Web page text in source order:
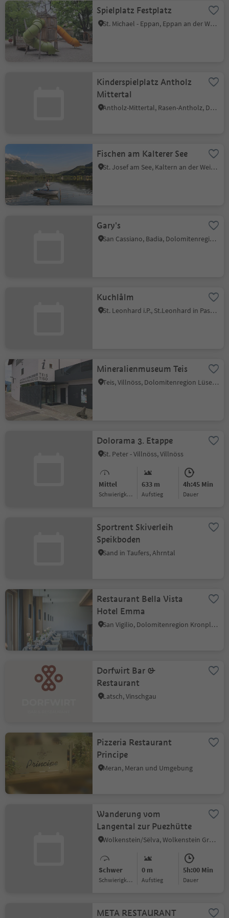
Spielplatz Festplatz
St. Michael - Eppan, Eppan an der Weinstraße, Südtiroler Weinstraße
Kinderspielplatz Antholz
Mittertal
Antholz-Mittertal, Rasen-Antholz, Dolomitenregion Kronplatz
Fischen am Kalterer See
St. Josef am See, Kaltern an der Weinstraße, Südtiroler Weinstraße
Gary's
San Cassiano, Badia, Dolomitenregion Alta Badia
Kuchlålm
St. Leonhard i.P., St.Leonhard in Passeier, Meran und Umgebung
Mineralienmuseum Teis
Teis, Villnöss, Dolomitenregion Lüsen Villnöss
Dolorama 3. Etappe
St. Peter - Villnöss, Villnöss
Mittel
Schwierigkeitsgrad
633 m
Aufstieg
4h:45 Min
Dauer
Sportrent Skiverleih
Speikboden
Sand in Taufers, Ahrntal
Restaurant Bella Vista
Hotel Emma
San Vigilio, Dolomitenregion Kronplatz
Dorfwirt Bar &
Restaurant
Latsch, Vinschgau
Pizzeria Restaurant
Principe
Meran, Meran und Umgebung
Wanderung vom
Langental zur Puezhütte
Wolkenstein/Sëlva, Wolkenstein Gröden, Dolomitenregion Gröden
Schwer
Schwierigkeitsgrad
0 m
Aufstieg
5h:00 Min
Dauer
META RESTAURANT